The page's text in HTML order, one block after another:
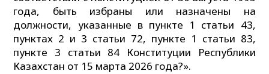
года, быть избраны или назначены на
должности, указанные в пункте 1 статьи 43,
пунктах 2 и 3 статьи 72, пункте 1 статьи 83,
пункте 3 статьи 84 Конституции Республики
Казахстан от 15 марта 2026 года?».